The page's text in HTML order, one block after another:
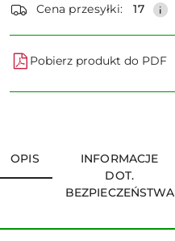
Cena przesyłki: 17
Pobierz produkt do PDF
OPIS
INFORMACJE
DOT.
BEZPIECZEŃSTWA